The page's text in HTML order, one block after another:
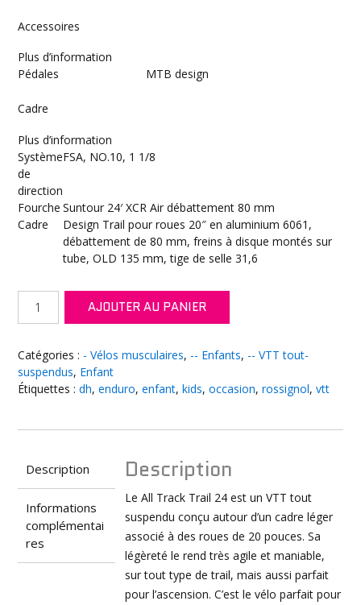
Accessoires
Plus d’information
Pédales
MTB design
Cadre
Plus d’information
Système
de
direction
FSA, NO.10, 1 1/8
Fourche Suntour 24′ XCR Air débattement 80 mm
Cadre
Design Trail pour roues 20″ en aluminium 6061,
débattement de 80 mm, freins à disque montés sur
tube, OLD 135 mm, tige de selle 31,6
All
Track
Trail
AJOUTER AU PANIER
Catégories : - Vélos musculaires, -- Enfants, -- VTT tout-
suspendus, Enfant
Étiquettes : dh, enduro, enfant, kids, occasion, rossignol, vtt
Description
Informations
complémentai
res
Description
Le All Track Trail 24 est un VTT tout
suspendu conçu autour d’un cadre léger
associé à des roues de 20 pouces. Sa
légèreté le rend très agile et maniable,
sur tout type de trail, mais aussi parfait
pour l’ascension. C’est le vélo parfait pour